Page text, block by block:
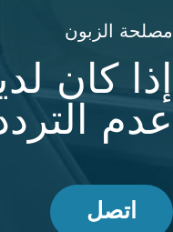
مصلحة الزبون
إذا كان
عدم
اتصل